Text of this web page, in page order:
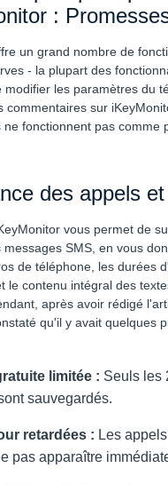
:
un grand nombre de
- la plupart des
modifier les paramètres du
commentaires sur
ne fonctionnent pas comme
des appels
vous permet de
messages SMS, en vous
de téléphone, les durées
le contenu intégral des
après avoir rédigé
qu'il y avait quelques
limitée : Seuls les
sauvegardés.
retardées : Les
pas apparaître